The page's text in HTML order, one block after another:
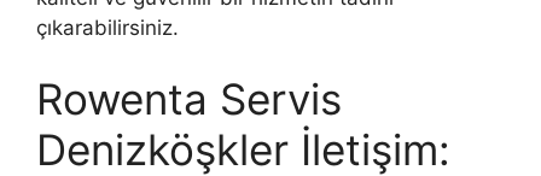
çıkarabilirsiniz.
Rowenta Servis
Denizköşkler İletişim: